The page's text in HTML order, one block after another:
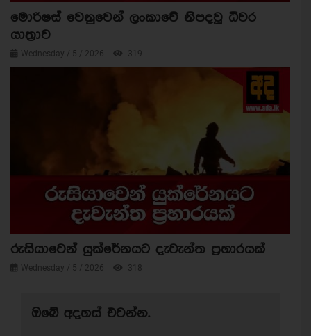
මොරිෂස් වෙනුවෙන් ලංකාවේ නිපදවූ ධීවර
යාත්‍රාව
Wednesday / 5 / 2026 319
රුසියාවෙන් යුක්රේනයට දැවැන්ත ප්‍රහාරයක්
Wednesday / 5 / 2026 318
ඔබේ අදහස් එවන්න.